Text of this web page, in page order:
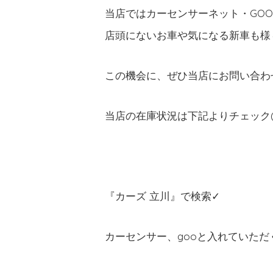
当店ではカーセンサーネット・
店頭にないお車や気になる新車も
この機会に、ぜひ当店にお問い合
当店の在庫状況は下記よりチェッ
『カーズ 立川』で検索✓
カーセンサー、gooと入れていた